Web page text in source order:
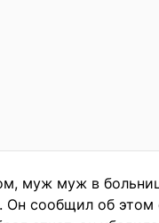
муж муж в
сообщил об этом